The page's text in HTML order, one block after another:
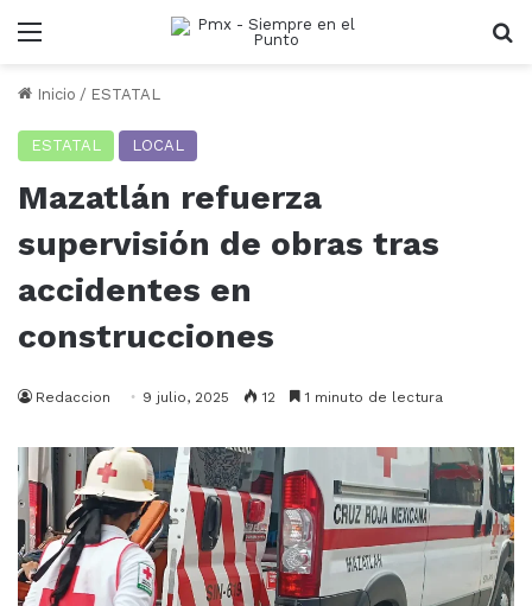
Menu
Inicio / ESTATAL
ESTATAL LOCAL
Mazatlán refuerza
supervisión de obras tras
accidentes en
construcciones
Redaccion 9 julio, 2025 12 1 minuto de lectura